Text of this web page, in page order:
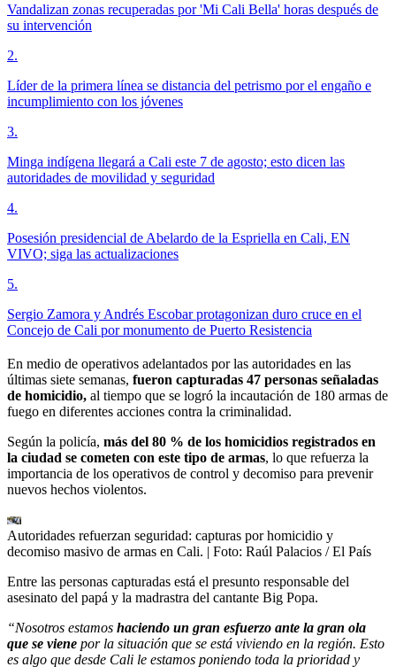
Vandalizan zonas recuperadas por 'Mi Cali Bella' horas después de
su intervención
2.
Líder de la primera línea se distancia del petrismo por el engaño e
incumplimiento con los jóvenes
3.
Minga indígena llegará a Cali este 7 de agosto; esto dicen las
autoridades de movilidad y seguridad
4.
Posesión presidencial de Abelardo de la Espriella en Cali, EN
VIVO; siga las actualizaciones
5.
Sergio Zamora y Andrés Escobar protagonizan duro cruce en el
Concejo de Cali por monumento de Puerto Resistencia
En medio de operativos adelantados por las autoridades en las
últimas siete semanas, fueron capturadas 47 personas señaladas
de homicidio, al tiempo que se logró la incautación de 180 armas de
fuego en diferentes acciones contra la criminalidad.
Según la policía, más del 80 % de los homicidios registrados en
la ciudad se cometen con este tipo de armas, lo que refuerza la
importancia de los operativos de control y decomiso para prevenir
nuevos hechos violentos.
Autoridades refuerzan seguridad: capturas por homicidio y
decomiso masivo de armas en Cali. | Foto: Raúl Palacios / El País
Entre las personas capturadas está el presunto responsable del
asesinato del papá y la madrastra del cantante Big Popa.
“Nosotros estamos haciendo un gran esfuerzo ante la gran ola
que se viene por la situación que se está viviendo en la región. Esto
es algo que desde Cali le estamos poniendo toda la prioridad y